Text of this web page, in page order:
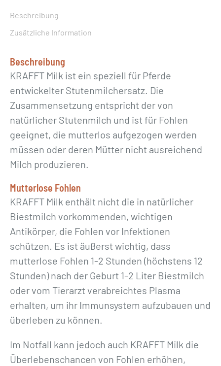
M
g
e
Beschreibung
Zusätzliche Information
Beschreibung
KRAFFT Milk ist ein speziell für Pferde
entwickelter Stutenmilchersatz. Die
Zusammensetzung entspricht der von
natürlicher Stutenmilch und ist für Fohlen
geeignet, die mutterlos aufgezogen werden
müssen oder deren Mütter nicht ausreichend
Milch produzieren.
Mutterlose Fohlen
KRAFFT Milk enthält nicht die in natürlicher
Biestmilch vorkommenden, wichtigen
Antikörper, die Fohlen vor Infektionen
schützen. Es ist äußerst wichtig, dass
mutterlose Fohlen 1-2 Stunden (höchstens 12
Stunden) nach der Geburt 1-2 Liter Biestmilch
oder vom Tierarzt verabreichtes Plasma
erhalten, um ihr Immunsystem aufzubauen und
überleben zu können.
Im Notfall kann jedoch auch KRAFFT Milk die
Überlebenschancen von Fohlen erhöhen,